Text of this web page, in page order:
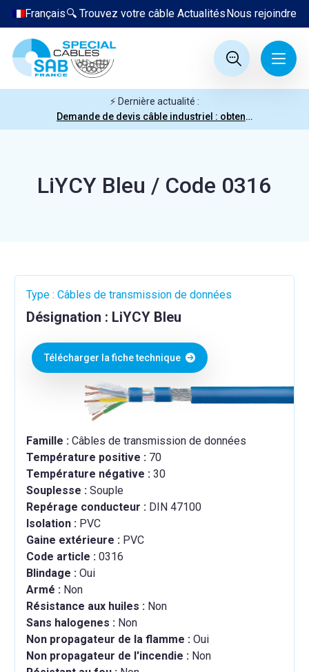
Nous rejoindre
Actualités
🔍 Trouvez votre câble
Français
⚡ Dernière actualité :
Demande de devis câble industriel : obtenez votre prix en quelques clics
LiYCY Bleu / Code 0316
Type : Câbles de transmission de données
Désignation : LiYCY Bleu
Télécharger la fiche technique
Famille : Câbles de transmission de données
Température positive : 70
Température négative : 30
Souplesse : Souple
Repérage conducteur : DIN 47100
Isolation : PVC
Gaine extérieure : PVC
Code article : 0316
Blindage : Oui
Armé : Non
Résistance aux huiles : Non
Sans halogenes : Non
Non propagateur de la flamme : Oui
Non propagateur de l'incendie : Non